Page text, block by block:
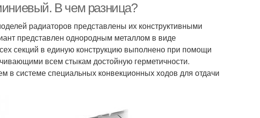
В чем разница?
радиаторов представлены их конструктивными
представлен однородным металлом в виде
секций в единую конструкцию выполнено при помощи
всем стыкам достойную герметичности.
в системе специальных конвекционных ходов для отдачи